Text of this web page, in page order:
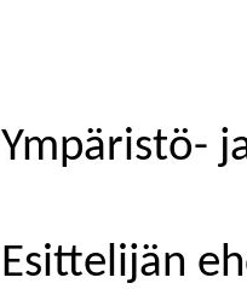
Ympäristö-
Esittelijän